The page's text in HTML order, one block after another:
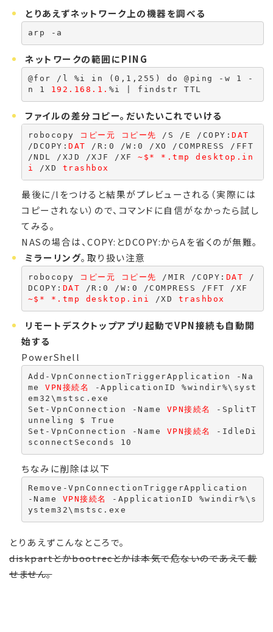
とりあえずネットワーク上の機器を調べる
arp -a
ネットワークの範囲にPING
@for /l %i in (0,1,255) do @ping -w 1 -
n 1 192.168.1. %i | findstr TTL
ファイルの差分コピー。だいたいこれでいける
robocopy コピー元 コピー先 /S /E /COPY: DAT
/DCOPY: DAT /R:0 /W:0 /XO /COMPRESS /FFT
/NDL /XJD /XJF /XF
~$* *.tmp desktop.in
i
/XD trashbox
最後に/lをつけると結果がプレビューされる（実際には
コピーされない）ので、コマンドに自信がなかったら試し
てみる。
NASの場合は、COPY:とDCOPY:からAを省くのが無難。
ミラーリング。取り扱い注意
robocopy コピー元 コピー先 /MIR /COPY: DAT /
DCOPY: DAT /R:0 /W:0 /COMPRESS /FFT /XF
~$* *.tmp desktop.ini
/XD trashbox
リモートデスクトップアプリ起動でVPN接続も自動開
始する
PowerShell
Add-VpnConnectionTriggerApplication -Na
me VPN接続名
-ApplicationID %windir%\syst
em32\mstsc.exe
Set-VpnConnection -Name VPN接続名
-SplitT
unneling $ True
Set-VpnConnection -Name VPN接続名
-IdleDi
sconnectSeconds 10
ちなみに削除は以下
Remove-VpnConnectionTriggerApplication
-Name VPN接続名
-ApplicationID %windir%\s
ystem32\mstsc.exe
とりあえずこんなところで。
diskpartとかbootrecとかは本気で危ないのであえて載
せません。